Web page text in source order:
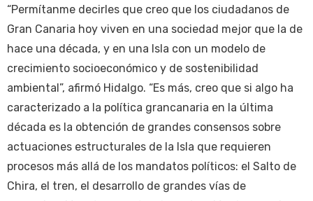
“Permítanme decirles que creo que los ciudadanos de
Gran Canaria hoy viven en una sociedad mejor que la de
hace una década, y en una Isla con un modelo de
crecimiento socioeconómico y de sostenibilidad
ambiental”, afirmó Hidalgo. “Es más, creo que si algo ha
caracterizado a la política grancanaria en la última
década es la obtención de grandes consensos sobre
actuaciones estructurales de la Isla que requieren
procesos más allá de los mandatos políticos: el Salto de
Chira, el tren, el desarrollo de grandes vías de